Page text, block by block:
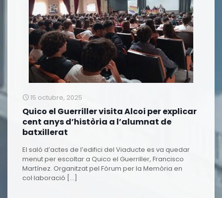
15 octubre, 2025
Quico el Guerriller visita Alcoi per explicar
cent anys d’història a l’alumnat de
batxillerat
El saló d’actes de l’edifici del Viaducte es va quedar
menut per escoltar a Quico el Guerriller, Francisco
Martínez. Organitzat pel Fòrum per la Memòria en
col·laboració […]